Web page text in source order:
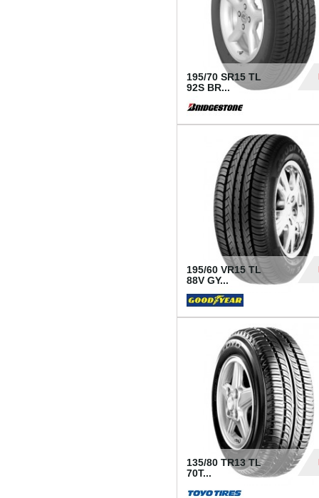
195/70 SR15 TL
92S BR...
195/60 VR15 TL
88V GY...
135/80 TR13 TL
70T...